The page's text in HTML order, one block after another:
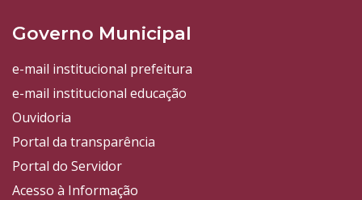
Governo Municipal
e-mail institucional prefeitura
e-mail institucional educação
Ouvidoria
Portal da transparência
Portal do Servidor
Acesso à Informação